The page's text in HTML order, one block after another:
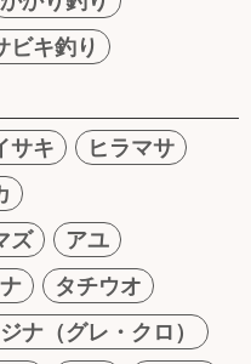
ビキ釣り
サキ
ヒラマサ
ズ
アユ
タチウオ
ナ（グレ・クロ）